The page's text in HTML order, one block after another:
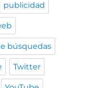
publicidad
búsquedas
Twitter